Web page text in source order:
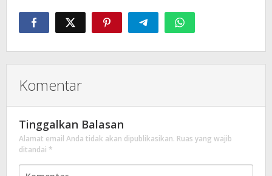
Komentar
Tinggalkan Balasan
Alamat email Anda tidak akan dipublikasikan. Ruas yang wajib
ditandai *